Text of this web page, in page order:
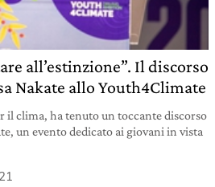
all’estinzione”. Il discorso
Nakate allo Youth4Climate
il clima, ha tenuto un toccante discorso
un evento dedicato ai giovani in vista